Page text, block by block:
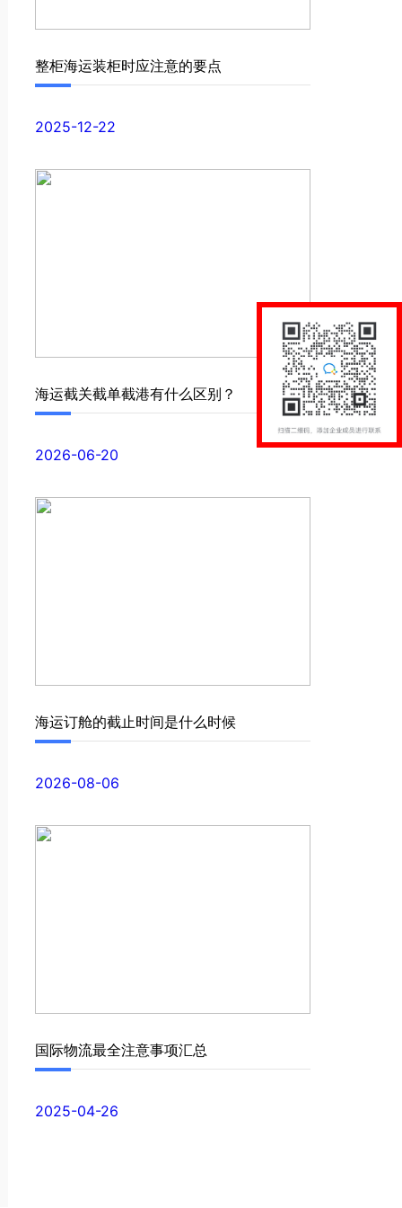
整柜海运装柜时应注意的要点
2025-12-22
海运截关截单截港有什么区别？
2026-06-20
海运订舱的截止时间是什么时候
2026-08-06
国际物流最全注意事项汇总
2025-04-26